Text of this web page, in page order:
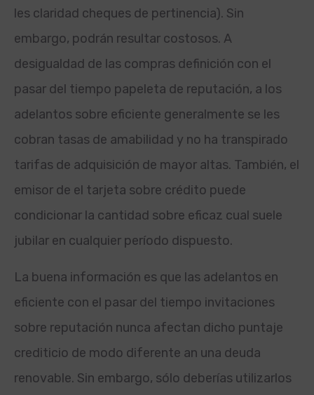
les claridad cheques de pertinencia). Sin
embargo, podrán resultar costosos. A
desigualdad de las compras definición con el
pasar del tiempo papeleta de reputación, a los
adelantos sobre eficiente generalmente se les
cobran tasas de amabilidad y no ha transpirado
tarifas de adquisición de mayor altas. También, el
emisor de el tarjeta sobre crédito puede
condicionar la cantidad sobre eficaz cual suele
jubilar en cualquier período dispuesto.
La buena información es que las adelantos en
eficiente con el pasar del tiempo invitaciones
sobre reputación nunca afectan dicho puntaje
crediticio de modo diferente an una deuda
renovable. Sin embargo, sólo deberías utilizarlos